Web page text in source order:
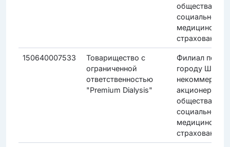
общества
социального
медицинского
страхования"
150640007533
Товарищество с
ограниченной
ответственностью
"Premium Dialysis"
Филиал по
городу
акционерного
общества
социального
медицинского
страхования"